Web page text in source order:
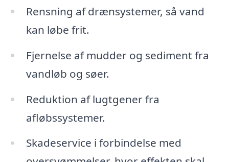
Rensning af drænsystemer, så vand
kan løbe frit.
Fjernelse af mudder og sediment fra
vandløb og søer.
Reduktion af lugtgener fra
afløbssystemer.
Skadeservice i forbindelse med